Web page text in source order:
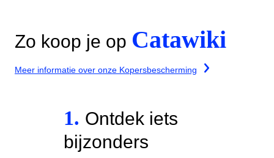
Zo koop je op Catawiki
Meer informatie over onze Kopersbescherming
1. Ontdek iets
bijzonders